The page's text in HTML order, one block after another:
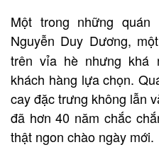
Một trong những
Nguyễn Duy Dương, một
trên vỉa hè nhưng khá
khách hàng lựa chọn.
cay đặc trưng không lẫn
đã hơn 40 năm chắc
thật ngon chào ngày mới.